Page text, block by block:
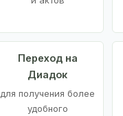
Переход на
Диадок
для получения более
удобного